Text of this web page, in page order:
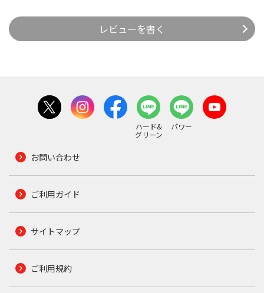
レビューを書く
ハード&
グリーン
パワー
お問い合わせ
ご利用ガイド
サイトマップ
ご利用規約